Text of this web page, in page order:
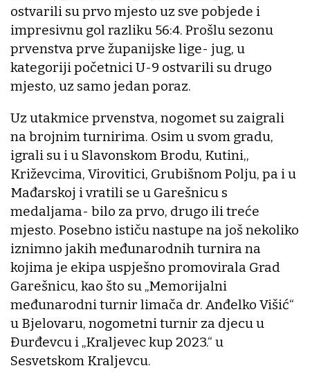
ostvarili su prvo mjesto uz sve pobjede i
impresivnu gol razliku 56:4. Prošlu sezonu
prvenstva prve županijske lige- jug, u
kategoriji početnici U-9 ostvarili su drugo
mjesto, uz samo jedan poraz.
Uz utakmice prvenstva, nogomet su zaigrali
na brojnim turnirima. Osim u svom gradu,
igrali su i u Slavonskom Brodu, Kutini,,
Križevcima, Virovitici, Grubišnom Polju, pa i u
Mađarskoj i vratili se u Garešnicu s
medaljama- bilo za prvo, drugo ili treće
mjesto. Posebno ističu nastupe na još nekoliko
iznimno jakih međunarodnih turnira na
kojima je ekipa uspješno promovirala Grad
Garešnicu, kao što su „Memorijalni
međunarodni turnir limača dr. Anđelko Višić“
u Bjelovaru, nogometni turnir za djecu u
Đurđevcu i „Kraljevec kup 2023.“ u
Sesvetskom Kraljevcu.